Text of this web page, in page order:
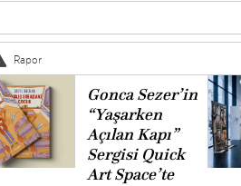
Rapor
Gonca Sezer’in
“Yaşarken
Açılan Kapı”
Sergisi Quick
Art Space’te